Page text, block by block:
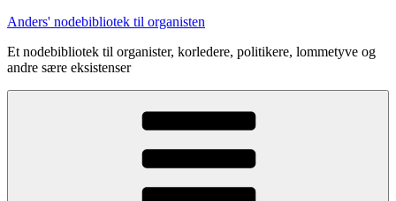
Videre
indhold
Anders' nodebibliotek til organisten
Et nodebibliotek til organister, korledere, politikere, lommetyve og
andre sære eksistenser